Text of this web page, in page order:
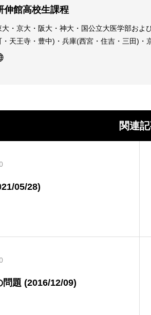
伸館高校生課程
大・京大・阪大・神大・国公立大医学部およ
・天王寺・豊中)・兵庫(西宮・住吉・三田)・
験予備校・進学塾です。
関連
05/28)
題 (2016/12/09)